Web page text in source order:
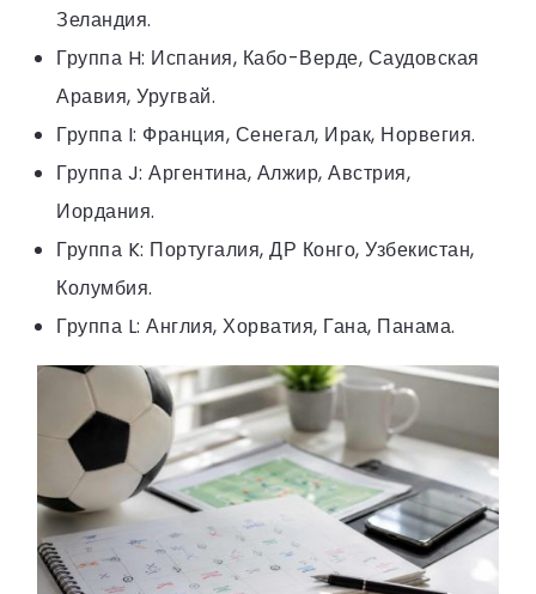
Зеландия.
Группа H: Испания, Кабо-Верде, Саудовская
Аравия, Уругвай.
Группа I: Франция, Сенегал, Ирак, Норвегия.
Группа J: Аргентина, Алжир, Австрия,
Иордания.
Группа K: Португалия, ДР Конго, Узбекистан,
Колумбия.
Группа L: Англия, Хорватия, Гана, Панама.